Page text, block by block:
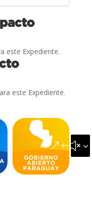
este Expediente.
este Expediente.